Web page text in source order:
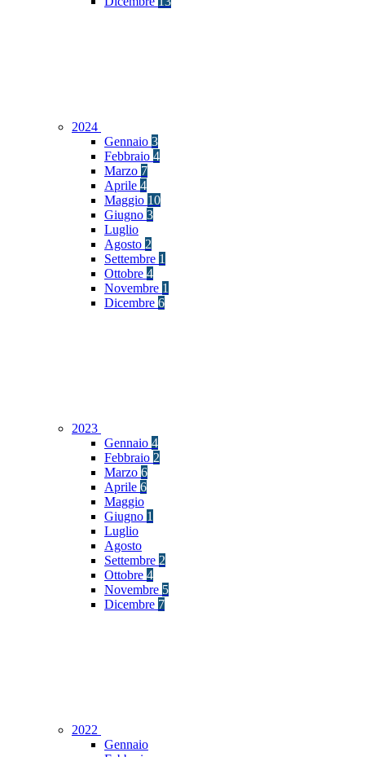
2024
Gennaio 3
Febbraio 4
Marzo 7
Aprile 4
Maggio 10
Giugno 3
Luglio
Agosto 2
Settembre 1
Ottobre 4
Novembre 1
Dicembre 6
2023
Gennaio 4
Febbraio 2
Marzo 6
Aprile 6
Maggio
Giugno 1
Luglio
Agosto
Settembre 2
Ottobre 4
Novembre 5
Dicembre 7
2022
Gennaio